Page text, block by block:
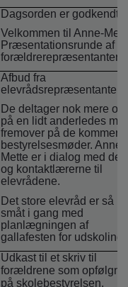
Dagsorden er godkendt.
Velkommen til Anne-
Præsentationsrunde af
Afbud fra
De deltager nok mere og
på en lidt anderledes
fremover på de
bestyrelsesmøder. Anne-
Mette er i dialog med
og kontaktlærerne til
elevrådene.
Det store elevråd er så
småt i gang med
planlægningen af
gallafesten for
Udkast til et skriv til
forældrene som
på skolebestyrelsen.